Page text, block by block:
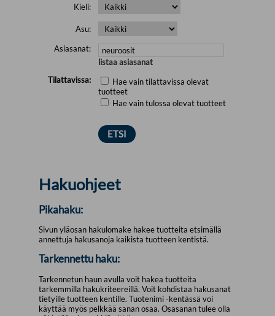
Kieli:
Asu:
Asiasanat:
listaa asiasanat
Tilattavissa:
Hae vain tilattavissa olevat
tuotteet
Hae vain tulossa olevat tuotteet
Hakuohjeet
Pikahaku:
Sivun yläosan hakulomake hakee tuotteita etsimällä
annettuja hakusanoja kaikista tuotteen kentistä.
Tarkennettu haku:
Tarkennetun haun avulla voit hakea tuotteita
tarkemmilla hakukriteereillä. Voit kohdistaa hakusanat
tietyille tuotteen kentille. Tuotenimi -kentässä voi
käyttää myös pelkkää sanan osaa. Osasanan tulee olla